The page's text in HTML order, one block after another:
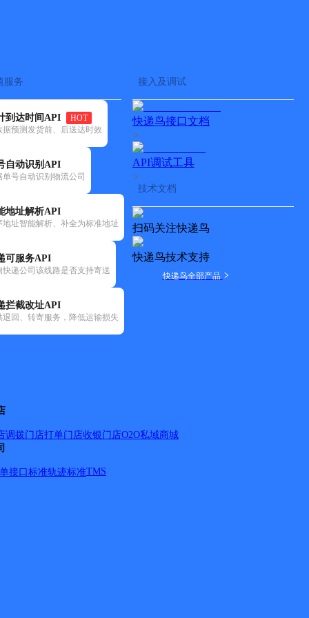
服务
到达时间API
HOT
据预测发货前、后送达时效
自动识别API
单号自动识别物流公司
地址解析API
地址智能解析、补全为标准地址
可服务API
快递公司该线路是否支持寄送
拦截改址API
退回、转寄服务，降低运输损失
接入及调试
快递鸟接口文档
API调试工具
技术文档
扫码关注快递鸟
快递鸟技术支持
快递鸟全部产品
调拨门店打单门店收银门店O2O私域商城
接口标准轨迹标准TMS